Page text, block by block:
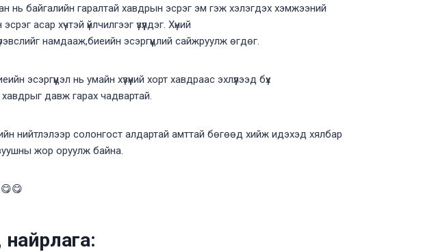
нь байгалийн гаралтай хавдрын эсрэг эм гэж хэлэгдэх хэмжээний
асар хүчтэй үйлчилгээг үзүүлдэг. Хүний
намдааж,биеийн эсэргүүцлий сайжруулж өгдөг.
эсэргүүцэл нь умайн хүзүүний хорт хавдраас эхлүүлээд бүх
давж гарах чадвартай.
нийтлэлээр солонгост алдартай амттай бөгөөд хийж идэхэд хялбар
жор оруулж байна.